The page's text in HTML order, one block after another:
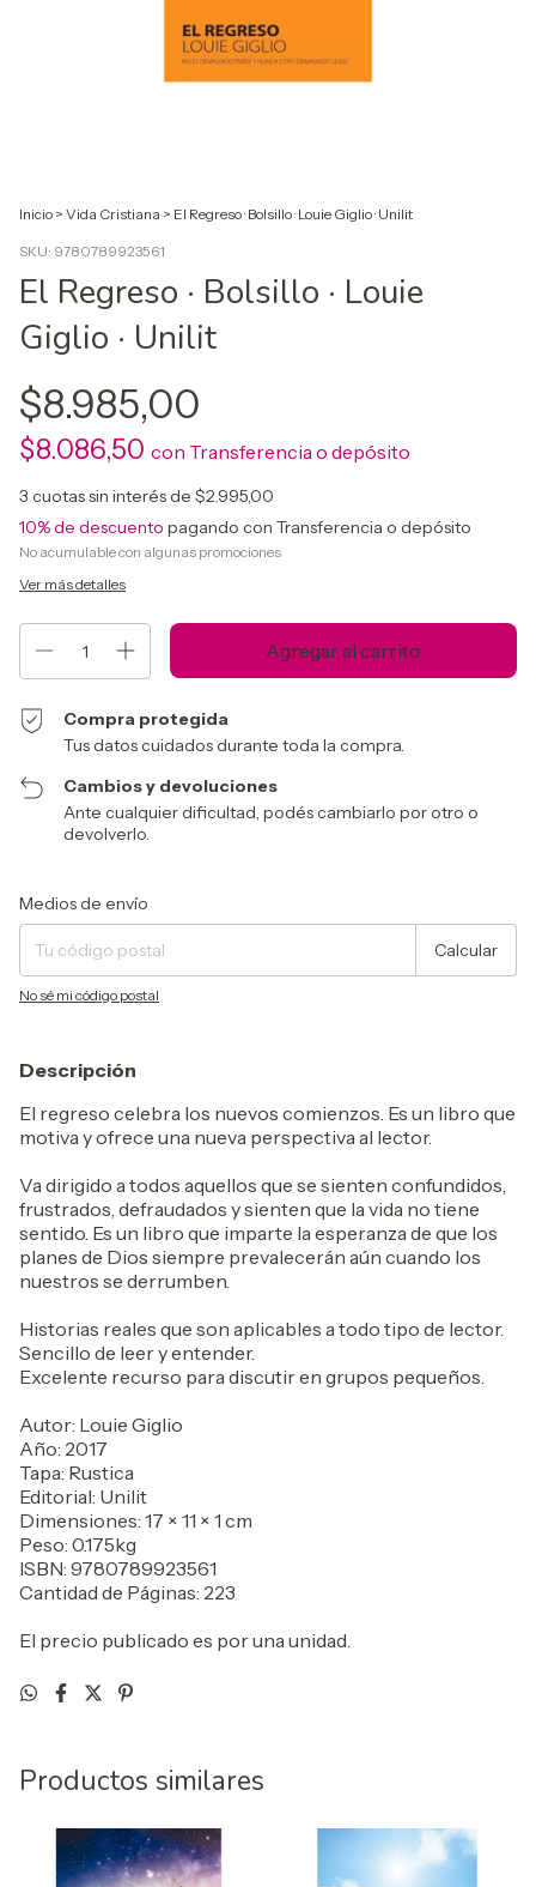
Inicio > Vida Cristiana > El Regreso · Bolsillo · Louie Giglio · Unilit
SKU: 9780789923561
El Regreso · Bolsillo · Louie
Giglio · Unilit
$8.985,00
$8.086,50 con Transferencia o depósito
3 cuotas sin interés de $2.995,00
10% de descuento pagando con Transferencia o depósito
No acumulable con algunas promociones
Ver más detalles
Compra protegida
Tus datos cuidados durante toda la compra.
Cambios y devoluciones
Ante cualquier dificultad, podés cambiarlo por otro o
devolverlo.
Entregas para el CP:
Medios de envío
Calcular
No sé mi código postal
Descripción
El regreso celebra los nuevos comienzos. Es un libro que
motiva y ofrece una nueva perspectiva al lector.
Va dirigido a todos aquellos que se sienten confundidos,
frustrados, defraudados y sienten que la vida no tiene
sentido. Es un libro que imparte la esperanza de que los
planes de Dios siempre prevalecerán aún cuando los
nuestros se derrumben.
Historias reales que son aplicables a todo tipo de lector.
Sencillo de leer y entender.
Excelente recurso para discutir en grupos pequeños.
Autor: Louie Giglio
Año: 2017
Tapa: Rustica
Editorial: Unilit
Dimensiones: 17 × 11 × 1 cm
Peso: 0.175kg
ISBN: 9780789923561
Cantidad de Páginas: 223
El precio publicado es por una unidad.
Productos similares